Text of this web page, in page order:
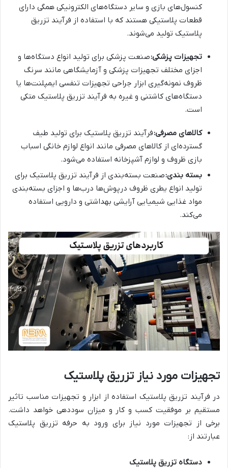
کنسول‌های بازی و سایر دستگاه‌های الکترونیکی همگی دارای
قطعات پلاستیکی هستند که با استفاده از فرآیند تزریق
پلاستیک تولید می‌شوند.
تجهیزات پزشکی:صنعت پزشکی برای تولید انواع دستگاه‌ها و
اجزای مختلف تجهیزات پزشکی و آزمایشگاهی مانند سرنگ‌
ظروف نمونه‌گیری ابزار جراحی تجهیزات تنفسی ایمپلنت‌ها یا
دستگاه‌های کاشتنی و غیره به فرآیند تزریق پلاستیک متکی
است.
کالاهای مصرفی:فرآیند تزریق پلاستیک برای تولید طیف
گسترده‌ای از کالاهای مصرفی مانند انواع لوازم خانگی اسباب
بازی ظروف و لوازم آشپزخانه استفاده می‌شود.
بسته بندی:صنعت بسته‌بندی از فرآیند تزریق پلاستیک برای
تولید انواع یطری ظروف درپوش‌ها درب‌ها و اجزای بسته‌بندی
مواد غذایی شیمیایی آرایشی بهداشتی و دارویی استفاده
می‌کند.
تجهیزات مورد نیاز تزریق پلاستیک
در فرآیند تزریق پلاستیک استفاده از ابزار و تجهیزات مناسب تاثیر
مستقیم بر موفقیت کسب و کار و میزان سوددهی خواهد داشت.
برخی از تجهیزات مورد نیاز برای ورود به حرفه تزریق پلاستیک
عبارتند از:
دستگاه تزریق پلاستیک